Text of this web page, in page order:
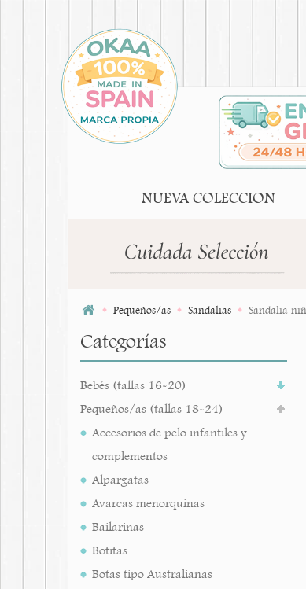
NUEVA COLECCION
Pequeños/as Sandalias Sandalia
Categorías
Bebés (tallas 16-20)
Pequeños/as (tallas 18-24)
Accesorios de pelo infantiles y
complementos
Alpargatas
Avarcas menorquinas
Bailarinas
Botitas
Botas tipo Australianas